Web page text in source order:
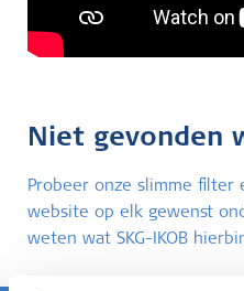
Niet gevonden
Probeer onze slimme filter
website op elk gewenst
weten wat SKG-IKOB